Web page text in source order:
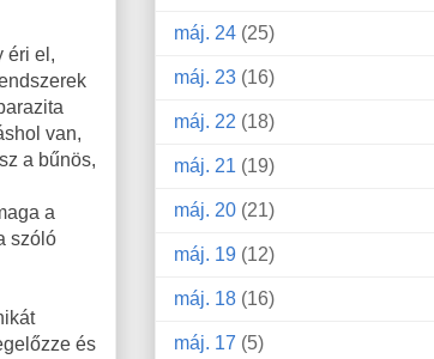
éri el,
van,
a bűnös,
a
szóló
és
máj. 24 (25)
máj. 23 (16)
máj. 22 (18)
máj. 21 (19)
máj. 20 (21)
máj. 19 (12)
máj. 18 (16)
máj. 17 (5)